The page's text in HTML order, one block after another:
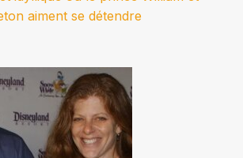
aiment se détendre